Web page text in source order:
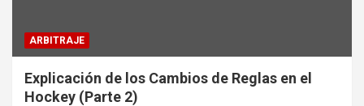
ARBITRAJE
Explicación de los Cambios de Reglas en el
Hockey (Parte 2)